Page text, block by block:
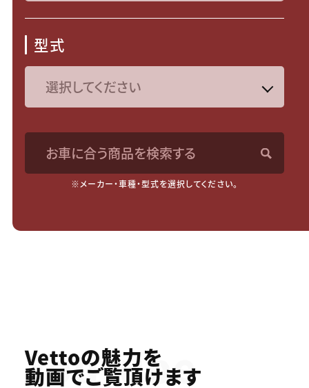
型式
お車に合う商品を検索する
※メーカー・車種・型式を選択してください。
Youtube
Vettoの魅力を
動画でご覧頂けます